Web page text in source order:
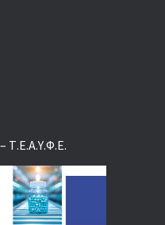
Τ.Ε.Α.Υ.Φ.Ε.